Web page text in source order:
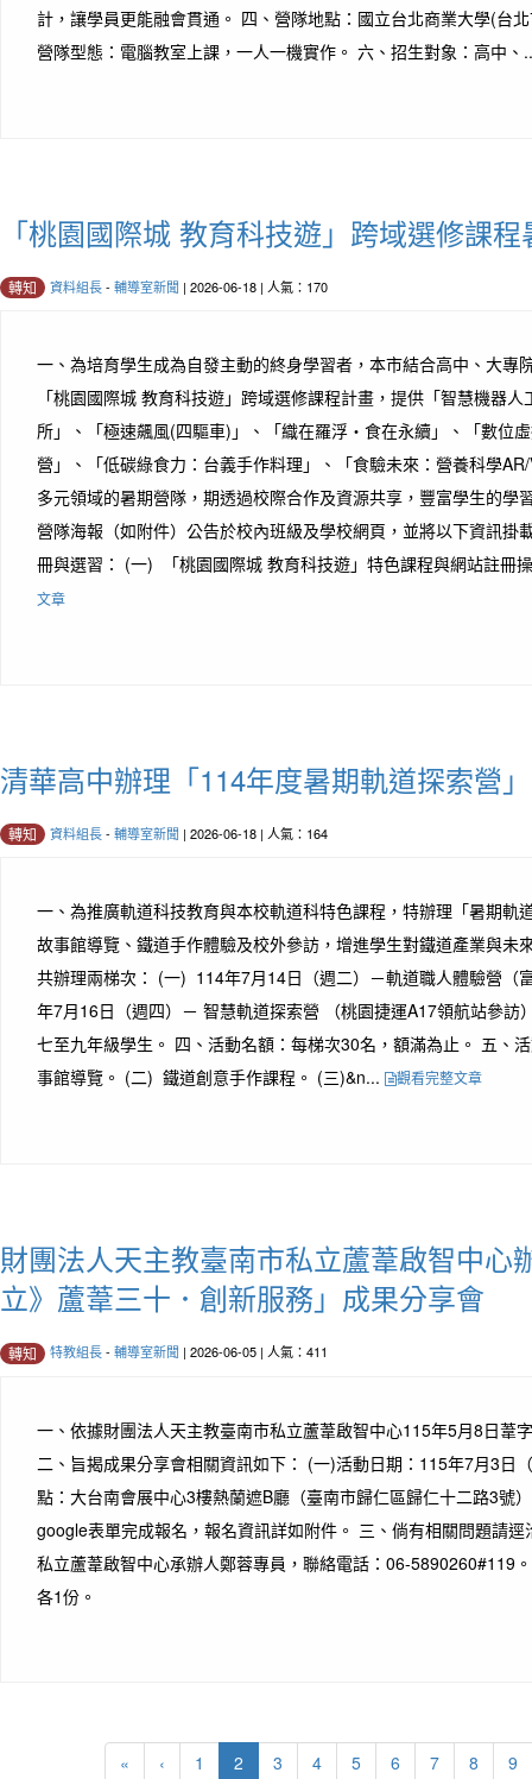
計，讓學員更能融會貫通。 四、營隊地點：國立台北商業大學(台
營隊型態：電腦教室上課，一人一機實作。 六、招生對象：高中
「桃園國際城 教育科技遊」跨域選修課
轉知 資料組長- 輔導室新聞 | 2026-06-18 | 人氣：170
一、為培育學生成為自發主動的終身學習者，本市結合高中、大專
「桃園國際城 教育科技遊」跨域選修課程計畫，提供「智慧機器
所」、「極速飆風(四驅車)」、「織在羅浮‧食在永續」、「數位
營」、「低碳綠食力：台義手作料理」、「食驗未來：營養科學
多元領域的暑期營隊，期透過校際合作及資源共享，豐富學生的學
營隊海報（如附件）公告於校內班級及學校網頁，並將以下資訊掛
冊與選習： (一) 「桃園國際城 教育科技遊」特色課程與網站註冊
文章
清華高中辦理「114年度暑期軌道探索營」
轉知 資料組長- 輔導室新聞 | 2026-06-18 | 人氣：164
一、為推廣軌道科技教育與本校軌道科特色課程，特辦理「暑期軌
故事館導覽、鐵道手作體驗及校外參訪，增進學生對鐵道產業與未
共辦理兩梯次： (一) 114年7月14日（週二）－軌道職人體驗營（
年7月16日（週四）－ 智慧軌道探索營 （桃園捷運A17領航站參訪
七至九年級學生。 四、活動名額：每梯次30名，額滿為止。 五、
事館導覽。 (二) 鐵道創意手作課程。 (三)&n...
觀看完整文章
財團法人天主教臺南市私立蘆葦啟智中心
立》蘆葦三十．創新服務」成果分享會
轉知 特教組長- 輔導室新聞 | 2026-06-05 | 人氣：411
一、依據財團法人天主教臺南市私立蘆葦啟智中心115年5月8日葦
二、旨揭成果分享會相關資訊如下： (一)活動日期：115年7月3日
點：大台南會展中心3樓熱蘭遮B廳（臺南市歸仁區歸仁十二路3號
google表單完成報名，報名資訊詳如附件。 三、倘有相關問題請
私立蘆葦啟智中心承辦人鄭蓉專員，聯絡電話：06-5890260#119
各1份。
« ‹ 1 2(current)
3 4 5 6 7 8 9